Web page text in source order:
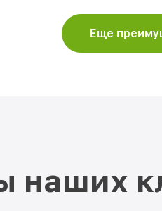
Еще
наших